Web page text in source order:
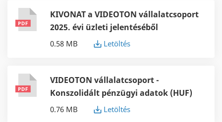
KIVONAT a VIDEOTON vállalatcsoport
2025. évi üzleti jelentéséből
0.58 MB Letöltés
VIDEOTON vállalatcsoport -
Konszolidált pénzügyi adatok (HUF)
0.76 MB Letöltés